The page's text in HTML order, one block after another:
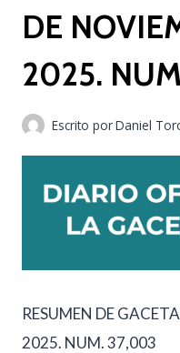
DE
2025.
Escrito porDaniel
RESUMEN DE
2025. NUM. 37,003